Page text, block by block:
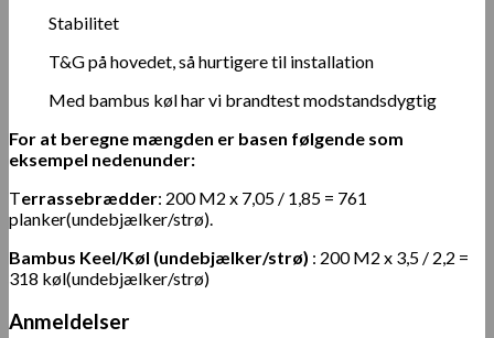
Stabilitet
T&G på hovedet, så hurtigere til installation
Med bambus køl har vi brandtest modstandsdygtig
For at beregne mængden er basen følgende som
eksempel nedenunder:
Terrassebrædder: 200 M2 x 7,05 / 1,85 = 761
planker(undebjælker/strø).
Bambus Keel/Køl (undebjælker/strø) : 200 M2 x 3,5 / 2,2 =
318 køl(undebjælker/strø)
Anmeldelser